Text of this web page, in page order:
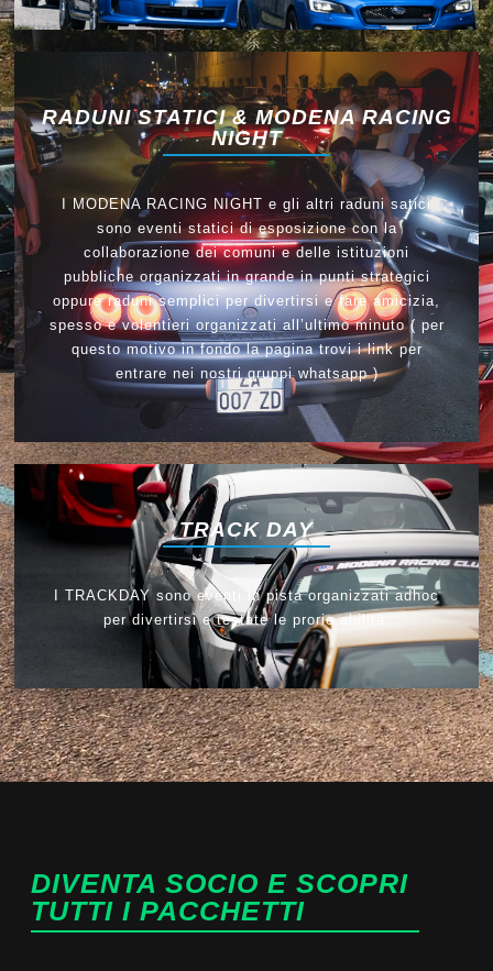
RADUNI STATICI & MODENA RACING
NIGHT
I MODENA RACING NIGHT e gli altri raduni satici
sono eventi statici di esposizione con la
collaborazione dei comuni e delle istituzioni
pubbliche organizzati in grande in punti strategici
oppure raduni semplici per divertirsi e fare amicizia,
spesso e volentieri organizzati all’ultimo minuto ( per
questo motivo in fondo la pagina trovi i link per
entrare nei nostri gruppi whatsapp )
TRACK DAY
I TRACKDAY sono eventi in pista organizzati adhoc
per divertirsi e testate le prorie abilità.
DIVENTA SOCIO E SCOPRI
TUTTI I PACCHETTI